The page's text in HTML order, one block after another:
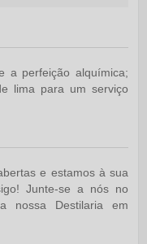
a perfeição alquímica;
lima para um serviço
e estamos à sua
Junte-se a nós no
nossa Destilaria em